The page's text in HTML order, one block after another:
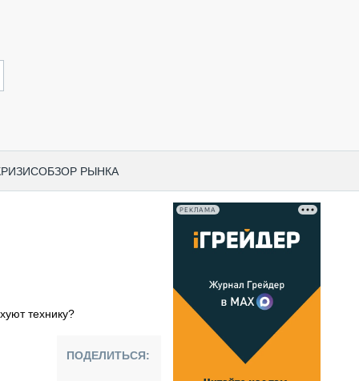
ОБЗОР РЫНКА
ТЕХНИКА
ТЕХНИКА
технику?
ПОДЕЛИТЬСЯ:
РЕКЛАМА